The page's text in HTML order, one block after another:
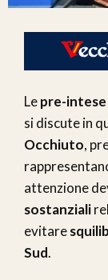
Lepre-intese
si discute in
Occhiuto,
attenzione
sostanziali
evitare
Sud.